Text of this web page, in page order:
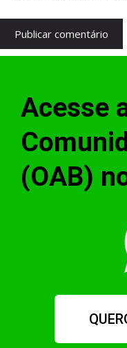
Acesse
(OAB)